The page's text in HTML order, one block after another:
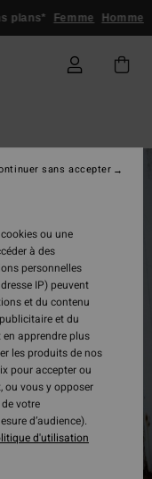
plans* Femme Homme
ou une
à des
personnelles
IP) peuvent
et du contenu
et du
apprendre plus
les produits de nos
pour accepter ou
ou vous y opposer
votre
d’audience).
d'utilisation
sans accepter